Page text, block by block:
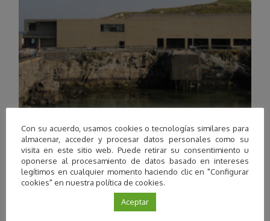
La Coruña
Visita al Aquarium Finisterrae de A
Con su acuerdo, usamos cookies o tecnologías similares para
almacenar, acceder y procesar datos personales como su
visita en este sitio web. Puede retirar su consentimiento u
oponerse al procesamiento de datos basado en intereses
legítimos en cualquier momento haciendo clic en "Configurar
cookies" en nuestra política de cookies.
Aceptar